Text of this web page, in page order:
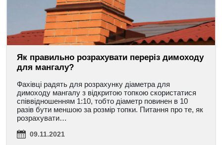
Як правильно розрахувати переріз димоходу
для мангалу?
Фахівці радять для розрахунку діаметра для
димоходу мангалу з відкритою топкою скористатися
співвідношенням 1:10, тобто діаметр повинен в 10
разів бути меншою за розмір топки. Питання про те, як
розрахувати…
09.11.2021